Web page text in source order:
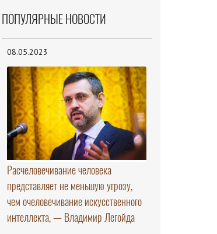
ПОПУЛЯРНЫЕ НОВОСТИ
08.05.2023
Расчеловечивание человека
представляет не меньшую угрозу,
чем очеловечивание искусственного
интеллекта, — Владимир Легойда